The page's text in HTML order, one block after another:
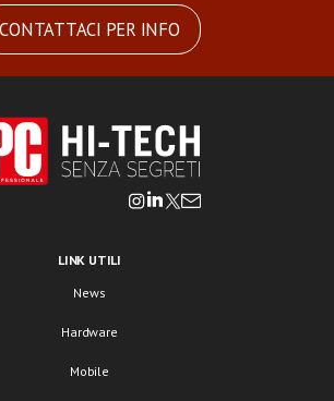
CONTATTACI PER INFO
LINK UTILI
News
Hardware
Mobile